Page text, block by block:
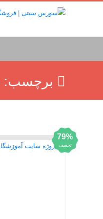
برچسب:
79%
تخفیف